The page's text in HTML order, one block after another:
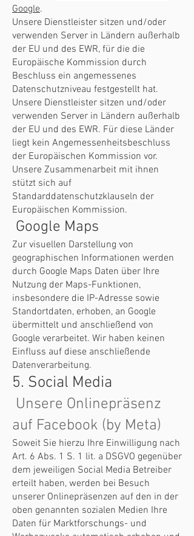
Google.
Unsere Dienstleister sitzen und/oder
verwenden Server in Ländern außerhalb
der EU und des EWR, für die die
Europäische Kommission durch
Beschluss ein angemessenes
Datenschutzniveau festgestellt hat.
Unsere Dienstleister sitzen und/oder
verwenden Server in Ländern außerhalb
der EU und des EWR. Für diese Länder
liegt kein Angemessenheitsbeschluss
der Europäischen Kommission vor.
Unsere Zusammenarbeit mit ihnen
stützt sich auf
Standarddatenschutzklauseln der
Europäischen Kommission.
Google Maps
Zur visuellen Darstellung von
geographischen Informationen werden
durch Google Maps Daten über Ihre
Nutzung der Maps-Funktionen,
insbesondere die IP-Adresse sowie
Standortdaten, erhoben, an Google
übermittelt und anschließend von
Google verarbeitet. Wir haben keinen
Einfluss auf diese anschließende
Datenverarbeitung.
5. Social Media
Unsere Onlinepräsenz
auf Facebook (by Meta)
Soweit Sie hierzu Ihre Einwilligung nach
Art. 6 Abs. 1 S. 1 lit. a DSGVO gegenüber
dem jeweiligen Social Media Betreiber
erteilt haben, werden bei Besuch
unserer Onlinepräsenzen auf den in der
oben genannten sozialen Medien Ihre
Daten für Marktforschungs- und